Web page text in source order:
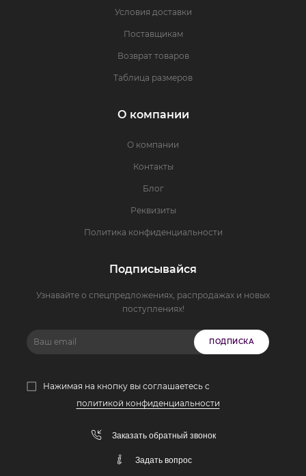
Условия доставки
Поставщикам
Возврат товаров
Таблица размеров
О компании
О компании
Контакты
Блог
Реквизиты
Политика конфиденциальности
Подписывайся
Узнавайте о спецпредложениях, распродажах и новых
поступлениях!
ПОДПИСКА
Нажимая на кнопку вы соглашаетесь с
политикой конфиденциальности
Заказать обратный звонок
Задать вопрос